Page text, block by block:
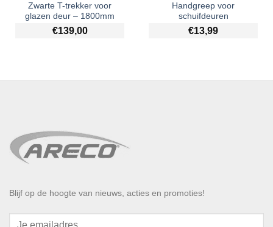
Zwarte T-trekker voor
glazen deur – 1800mm
€139,00
Handgreep voor
schuifdeuren
€13,99
Blijf op de hoogte van nieuws, acties en promoties!